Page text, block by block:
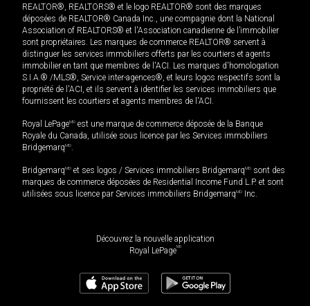
REALTOR®, REALTORS® et le logo REALTOR® sont des marques
déposées de REALTOR® Canada Inc., une compagnie dont la National
Association of REALTORS® et l'Association canadienne de l’immobilier
sont propriétaires. Les marques de commerce REALTOR® servent à
distinguer les services immobiliers offerts par les courtiers et agents
immobilier en tant que membres de l'ACI. Les marques d'homologation
S.I.A.® /MLS®, Service inter-agences®, et leurs logos respectifs sont la
propriété de l'ACI, et ils servent à identifier les services immobiliers que
fournissent les courtiers et agents membres de l'ACI.
Royal LePageMD est une marque de commerce déposée de la Banque
Royale du Canada, utilisée sous licence par les Services immobiliers
BridgemarqMD
BridgemarqMD et ses logos / Services immobiliers BridgemarqMD sont des
marques de commerce déposées de Residential Income Fund L.P. et sont
utilisées sous licence par Services immobiliers BridgemarqMD Inc.
Découvrez la nouvelle application
Royal LePageMD